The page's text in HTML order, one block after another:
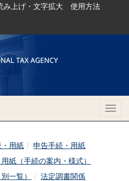
み上げ・文字拡大 使用方法
用紙
申告手続・用紙
紙（手続の案内・様式）
一覧）
法定調書関係